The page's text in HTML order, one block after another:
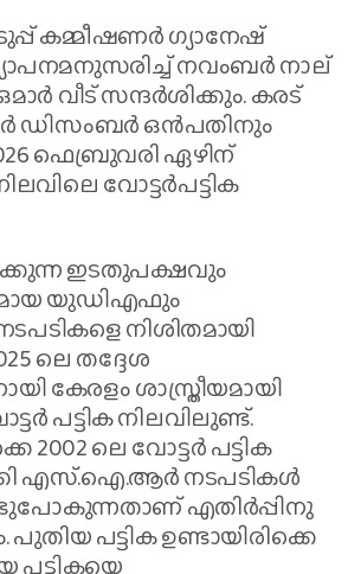
കമ്മീഷണര്‍ ഗ്യാനേഷ്
നവംബര്‍ നാല്
വീട് സന്ദര്‍ശിക്കും. കരട്
ഡിസംബര്‍ ഒന്‍പതിനും
ഫെബ്രുവരി ഏഴിന്
വോട്ടര്‍പട്ടിക
ഇടതുപക്ഷവും
യുഡിഎഫും
നിശിതമായി
ലെ തദ്ദേശ
കേരളം ശാസ്ത്രീയമായി
പട്ടിക നിലവിലുണ്ട്.
2002 ലെ വോട്ടര്‍ പട്ടിക
എസ്.ഐ.ആര്‍ നടപടികള്‍
എതിര്‍പ്പിനു
പട്ടിക ഉണ്ടായിരിക്കെ
പട്ടികയെ